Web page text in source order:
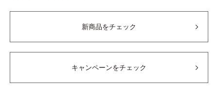
新商品をチェック
キャンペーンをチェック